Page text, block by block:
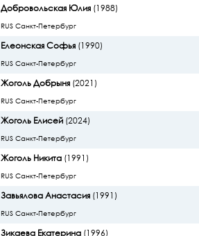
Добровольская Юлия(1988)
RUS Санкт-Петербург
Елеонская Софья(1990)
RUS Санкт-Петербург
Жоголь Добрыня(2021)
RUS Санкт-Петербург
Жоголь Елисей(2024)
RUS Санкт-Петербург
Жоголь Никита(1991)
RUS Санкт-Петербург
Завьялова Анастасия(1991)
RUS Санкт-Петербург
Зикаева Екатерина(1996)